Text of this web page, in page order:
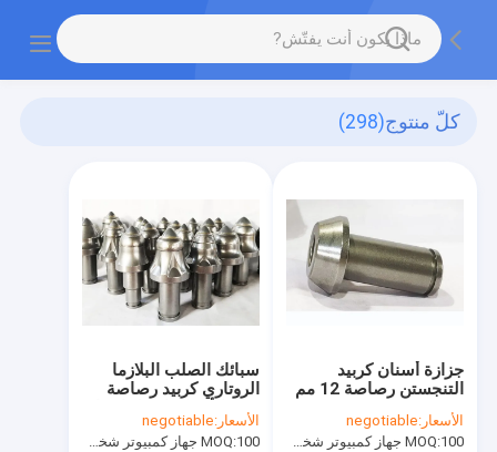
كلّ منتوج(298)
سبائك الصلب البلازما
الروتاري كربيد رصاصة
قطع الأسنان اختيار ارتداء
مقاومة
الأسعار:negotiable
MOQ:100 جهاز كمبيوتر شخصى
جزازة أسنان كربيد
التنجستن رصاصة 12 مم
25 مم
الأسعار:negotiable
MOQ:100 جهاز كمبيوتر شخصى